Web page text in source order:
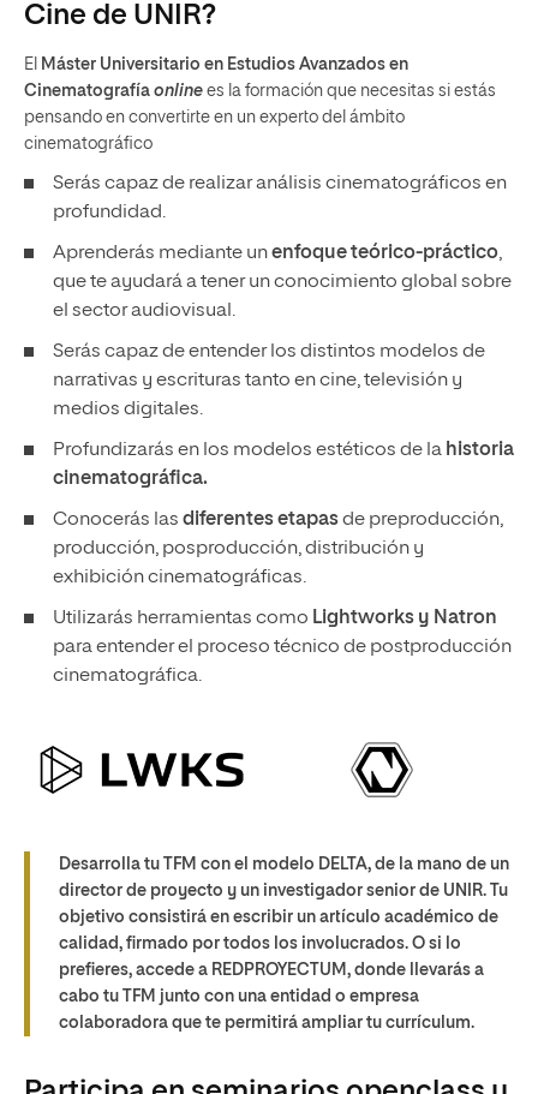
Cine de UNIR?
El Máster Universitario en Estudios Avanzados en
Cinematografía online es la formación que necesitas si estás
pensando en convertirte en un experto del ámbito
cinematográfico
Serás capaz de realizar análisis cinematográficos en
profundidad.
Aprenderás mediante unenfoque teórico-práctico,
que te ayudará a tener un conocimiento global sobre
el sector audiovisual.
Serás capaz de entender los distintos modelos de
narrativas y escrituras tanto en cine, televisión y
medios digitales.
Profundizarás en los modelos estéticos de la historia
cinematográfica.
Conocerás las diferentes etapasde preproducción,
producción, posproducción, distribución y
exhibición cinematográficas.
Utilizarás herramientas como Lightworks y Natron
para entender el proceso técnico de postproducción
cinematográfica.
Desarrolla tu TFM con el modelo DELTA, de la mano de un
director de proyecto y un investigador senior de UNIR. Tu
objetivo consistirá en escribir un artículo académico de
calidad, firmado por todos los involucrados. O si lo
prefieres, accede a REDPROYECTUM, donde llevarás a
cabo tu TFM junto con una entidad o empresa
colaboradora que te permitirá ampliar tu currículum.